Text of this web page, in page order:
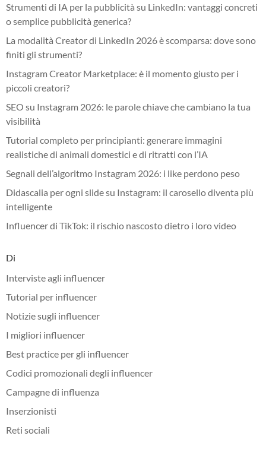
Strumenti di IA per la pubblicità su LinkedIn: vantaggi concreti
o semplice pubblicità generica?
La modalità Creator di LinkedIn 2026 è scomparsa: dove sono
finiti gli strumenti?
Instagram Creator Marketplace: è il momento giusto per i
piccoli creatori?
SEO su Instagram 2026: le parole chiave che cambiano la tua
visibilità
Tutorial completo per principianti: generare immagini
realistiche di animali domestici e di ritratti con l’IA
Segnali dell’algoritmo Instagram 2026: i like perdono peso
Didascalia per ogni slide su Instagram: il carosello diventa più
intelligente
Influencer di TikTok: il rischio nascosto dietro i loro video
Di
Interviste agli influencer
Tutorial per influencer
Notizie sugli influencer
I migliori influencer
Best practice per gli influencer
Codici promozionali degli influencer
Campagne di influenza
Inserzionisti
Reti sociali